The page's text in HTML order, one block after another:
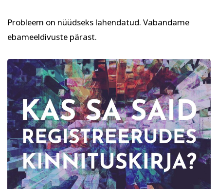
Tekstiil ja käsitöö Tervis ja ilu
Kodu ja köök Aiandus ja lilleseade
Probleem on nüüdseks lahendatud. Vabandame
ebameeldivuste pärast.